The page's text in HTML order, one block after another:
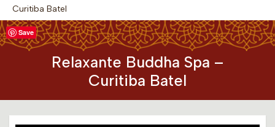
Curitiba Batel
Relaxante Buddha Spa –
Curitiba Batel
Save